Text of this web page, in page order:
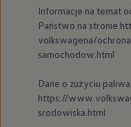
Usługi cyfrowe
Aplikacje
Znajdź
We
Strefa kierowcy
Informacje na temat
Państwo na stronie
volkswagena/
samochodow.html
Dane o zużyciu
https://
srodowiska.html